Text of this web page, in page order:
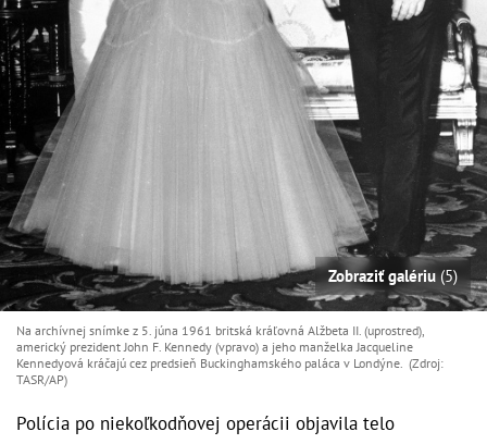
Zobraziť galériu(5)
Na archívnej snímke z 5. júna 1961 britská kráľovná Alžbeta II. (uprostred),
americký prezident John F. Kennedy (vpravo) a jeho manželka Jacqueline
Kennedyová kráčajú cez predsieň Buckinghamského paláca v Londýne. (Zdroj:
TASR/AP)
Polícia po niekoľkodňovej operácii objavila telo